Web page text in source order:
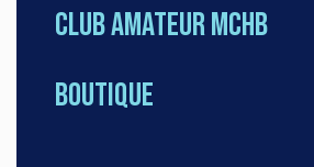
Club amateur MCHB
Boutique